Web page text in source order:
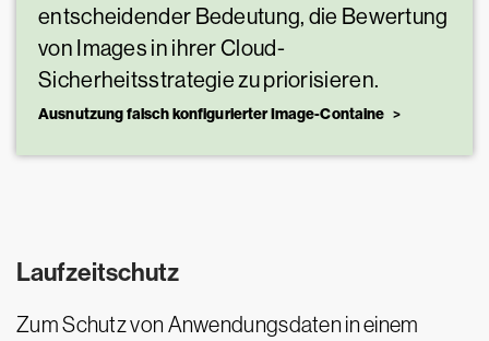
entscheidender Bedeutung, die Bewertung
von Images in ihrer Cloud-
Sicherheitsstrategie zu priorisieren.
Ausnutzung falsch konfigurierter Image-Containe
Laufzeitschutz
Zum Schutz von Anwendungsdaten in einem